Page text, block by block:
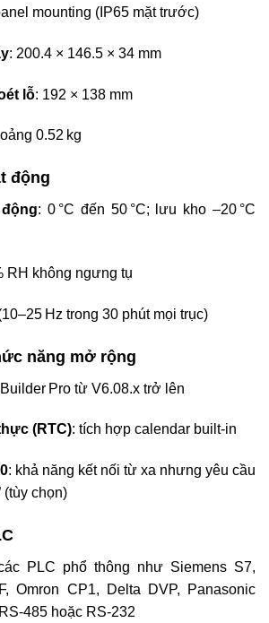
mounting (IP65 mặt trước)
: 200.4 × 146.5 × 34 mm
lỗ: 192 × 138 mm
0.52 kg
động
: 0 °C đến 50 °C; lưu kho –20 °C
RH không ngưng tụ
Hz trong 30 phút mọi trục)
năng mở rộng
Pro từ V6.08.x trở lên
(RTC): tích hợp calendar built‑in
: khả năng kết nối từ xa nhưng yêu cầu
(tùy chọn)
PLC phổ thông như Siemens S7,
Omron CP1, Delta DVP, Panasonic
hoặc RS‑232